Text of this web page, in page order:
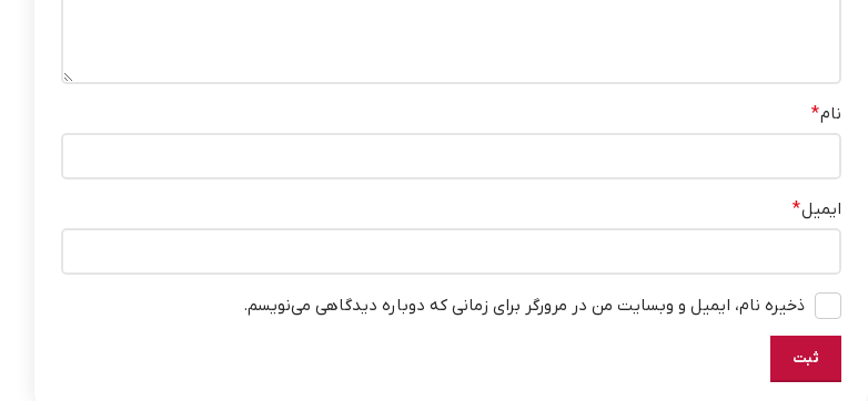
نام*
ایمیل*
ذخیره نام، ایمیل و وبسایت من در مرورگر برای زمانی که دوباره دیدگاهی می‌نویسم.